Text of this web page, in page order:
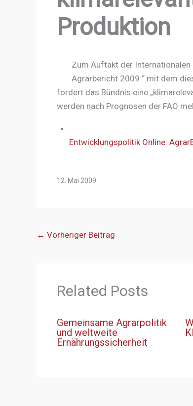
Produktion
Zum Auftakt der Internationalen
Agrarbericht 2009 “ mit dem
fordert das Bündnis eine
werden nach Prognosen der FAO
Entwicklungspolitik Online:
12. Mai 2009
← Vorheriger Beitrag
Related Posts
Gemeinsame Agrarpolitik
und weltweite
Ernährungssicherheit